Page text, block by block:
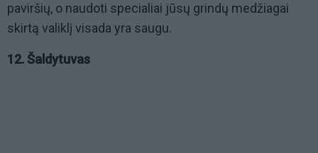
paviršių, o naudoti specialiai jūsų grindų medžiagai
skirtą valiklį visada yra saugu.
12. Šaldytuvas